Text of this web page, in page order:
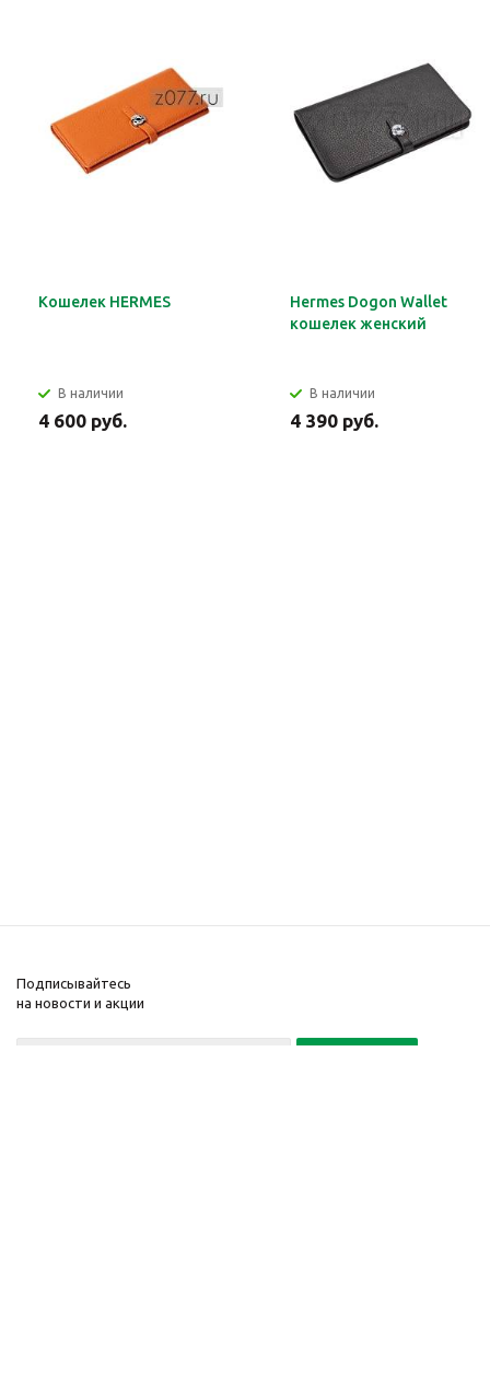
Кошелек HERMES
В наличии
4 600 руб.
Hermes Dogon Wallet
кошелек женский
В наличии
4 390 руб.
Подписывайтесь
на новости и акции